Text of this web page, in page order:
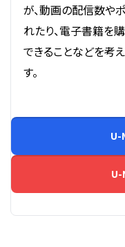
が、動画の配信数や
れたり、電子書籍を
できることなどを考
す。
U-
U-